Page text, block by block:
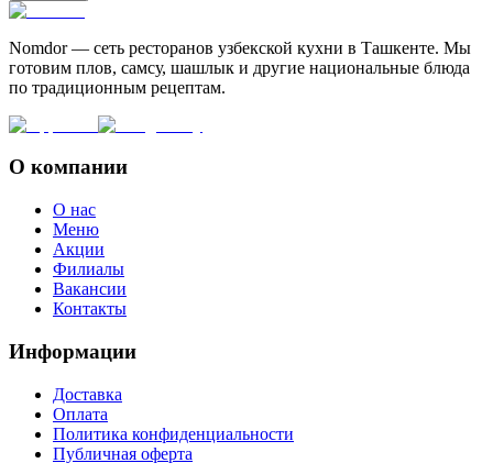
Nomdor — сеть ресторанов узбекской кухни в Ташкенте. Мы
готовим плов, самсу, шашлык и другие национальные блюда
по традиционным рецептам.
О компании
О нас
Меню
Акции
Филиалы
Вакансии
Контакты
Информации
Доставка
Оплата
Политика конфиденциальности
Публичная оферта